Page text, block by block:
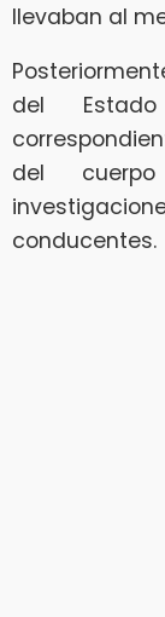
llevaban al
del
del
conducentes.